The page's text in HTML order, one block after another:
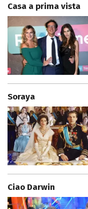
Casa a prima vista
Soraya
Ciao Darwin